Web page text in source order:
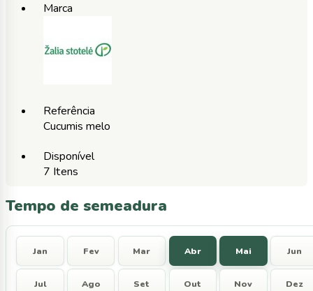
Marca
Referência
Cucumis melo
Disponível
7 Itens
Tempo de semeadura
Jan Fev Mar Abr Mai Jun
Jul Ago Set Out Nov Dez